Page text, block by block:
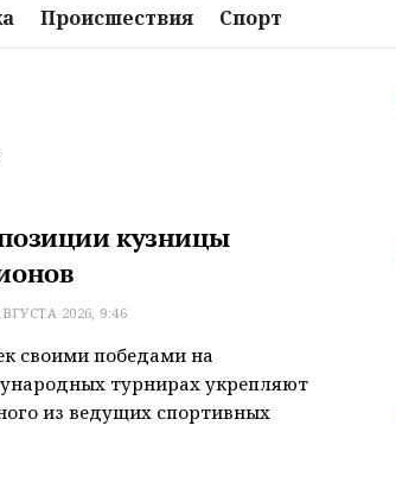
Происшествия Спорт
кузницы
2026, 9:46
своими победами на
турнирах укрепляют
из ведущих спортивных